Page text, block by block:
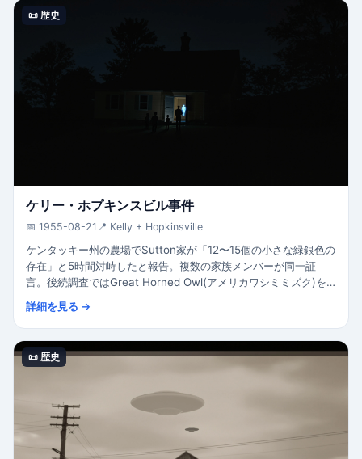
📜 歴史
ケリー・ホプキンスビル事件
📅 1955-08-21 📍 Kelly + Hopkinsville
ケンタッキー州の農場でSutton家が「12〜15個の小さな緑銀色の
存在」と5時間対峙したと報告。複数の家族メンバーが同一証
言。後続調査ではGreat Horned Owl(アメリカワシミミズク)を
生物と誤認したケースと推定。
詳細を見る →
📜 歴史